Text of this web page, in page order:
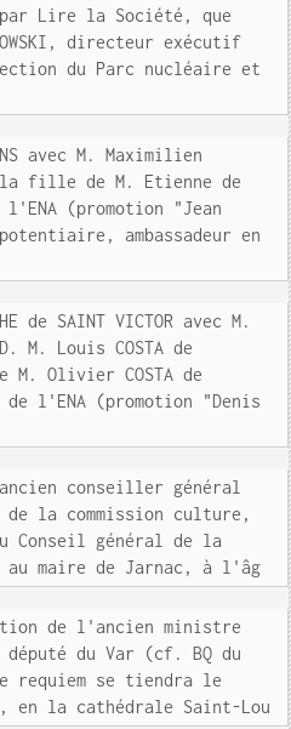
par Lire la Société, que
directeur exécutif
du Parc nucléaire et
avec M. Maximilien
la fille de M. Etienne de
l'ENA (promotion "Jean
ambassadeur en
de SAINT VICTOR avec M.
M. Louis COSTA de
M. Olivier COSTA de
de l'ENA (promotion "Denis
ancien conseiller général
la commission culture,
Conseil général de la
au maire de Jarnac, à l'âg
de l'ancien ministre
député du Var (cf. BQ du
requiem se tiendra le
en la cathédrale Saint-Lou